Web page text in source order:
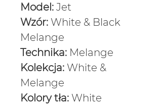
Model: Jet
Wzór: White & Black
Melange
Technika: Melange
Kolekcja: White &
Melange
Kolory tła: White